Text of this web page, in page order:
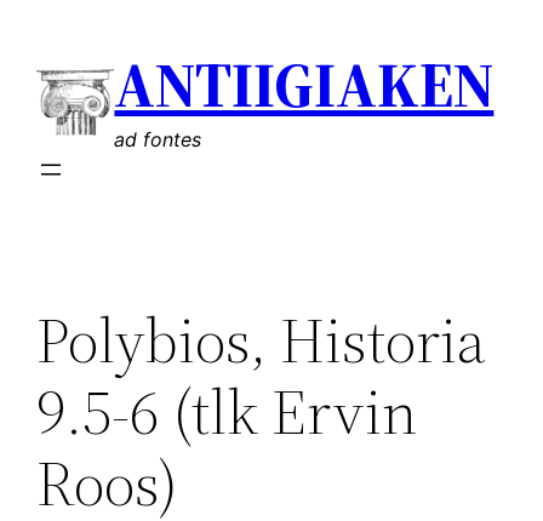
sisu
juurde
ANTIIGIAKEN
ad fontes
Polybios, Historia
9.5-6 (tlk Ervin
Roos)